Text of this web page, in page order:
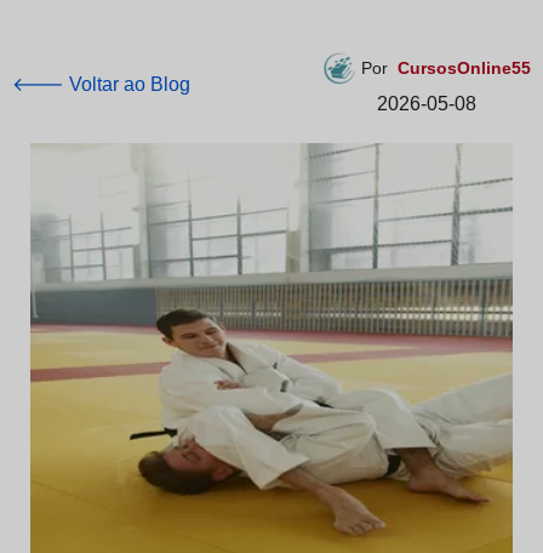
🡐 Voltar ao Blog
Por CursosOnline55
2026-05-08